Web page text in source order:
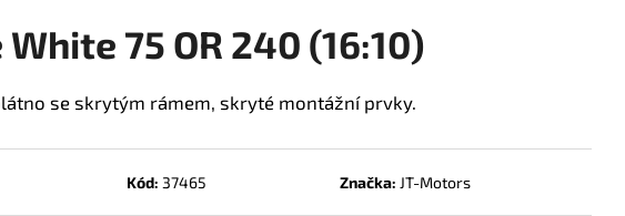
75 OR 240 (16:10)
se skrytým rámem, skryté montážní prvky.
Kód: 37465 Značka: JT-Motors